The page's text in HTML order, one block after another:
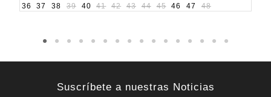
36 37 38 39 40 41 42 43 44 45 46 47 48
Suscríbete a nuestras Noticias